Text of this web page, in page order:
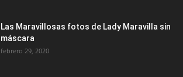
Las Maravillosas fotos de Lady Maravilla sin
máscara
febrero 29, 2020